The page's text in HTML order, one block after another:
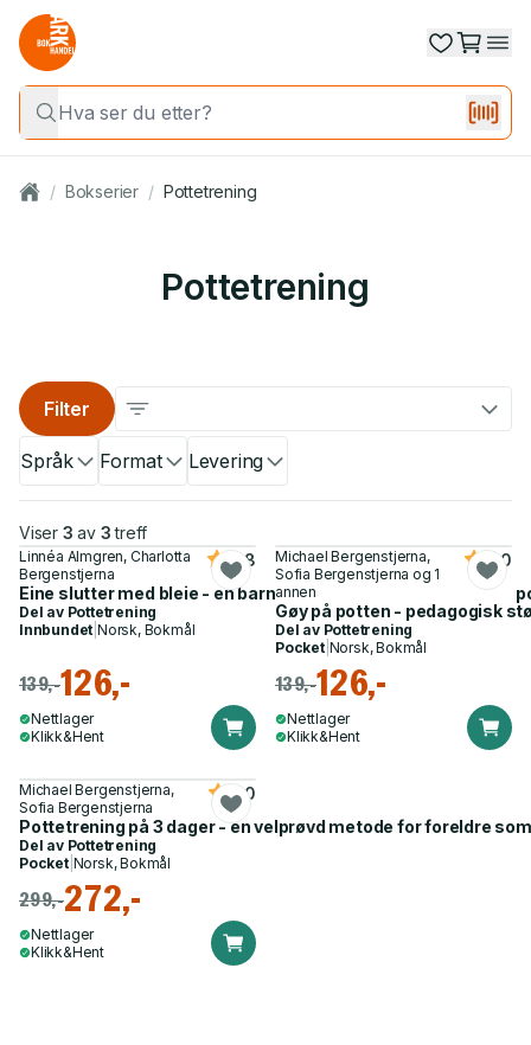
/ Bokserier / Pottetrening
Pottetrening
Språk Format Levering
Filter
Viser 3 av 3 treff
Linnéa Almgren, Charlotta
Bergenstjerna
Eine slutter med bleie - en barnebok som støtter dere under
4.8
Del av Pottetrening
Innbundet |Norsk, Bokmål
139,-126,-
Nettlager
Klikk&Hent
Michael Bergenstjerna,
Sofia Bergenstjerna og 1
annen
Gøy på potten - pedagogisk
5.0
Del av Pottetrening
Pocket| Norsk, Bokmål
139,-126,-
Nettlager
Klikk&Hent
Michael Bergenstjerna,
Sofia Bergenstjerna
Pottetrening på 3 dager - en velprøvd metode for foreldre
5.0
Del av Pottetrening
Pocket| Norsk, Bokmål
299,-272,-
Nettlager
Klikk&Hent